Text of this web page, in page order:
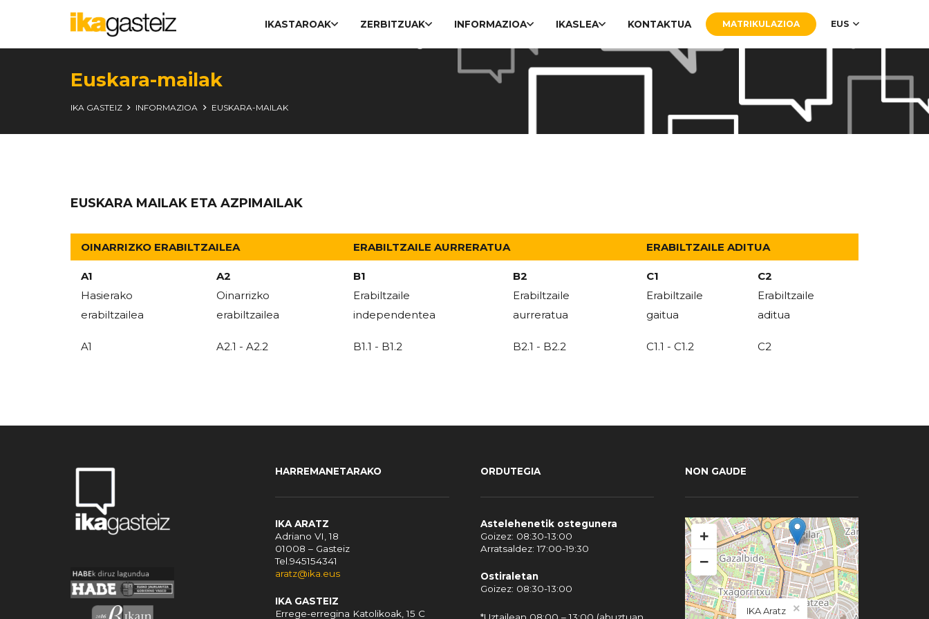
IKASTAROAK ZERBITZUAK INFORMAZIOA IKASLEA KONTAKTUA MATRIKULAZIOA EUS
Euskara-mailak
IKA GASTEIZ INFORMAZIOA EUSKARA-MAILAK
EUSKARA MAILAK ETA AZPIMAILAK
OINARRIZKO ERABILTZAILEA ERABILTZAILE AURRERATUA ERABILTZAILE ADITUA
A1
Hasierako
erabiltzailea
A2
Oinarrizko
erabiltzailea
B1
Erabiltzaile
independentea
B2
Erabiltzaile
aurreratua
C1
Erabiltzaile
gaitua
C2
Erabiltzaile
aditua
A1 A2.1 - A2.2 B1.1 - B1.2 B2.1 - B2.2 C1.1 - C1.2 C2
HARREMANETARAKO
IKA ARATZ
Adriano VI, 18
01008 – Gasteiz
Tel.945154341
aratz@ika.eus
IKA GASTEIZ
Errege-erregina Katolikoak, 15 C
ORDUTEGIA
Astelehenetik ostegunera
Goizez: 08:30-13:00
Arratsaldez: 17:00-19:30
Ostiraletan
Goizez: 08:30-13:00
*Uztailean 08:00 – 13:00 (abuztuan
NON GAUDE
IKA Aratz ×
+
−